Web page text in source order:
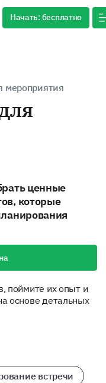
Начать: бесплатно
ценные
которые
поймите их опыт и
основе детальных
встречи